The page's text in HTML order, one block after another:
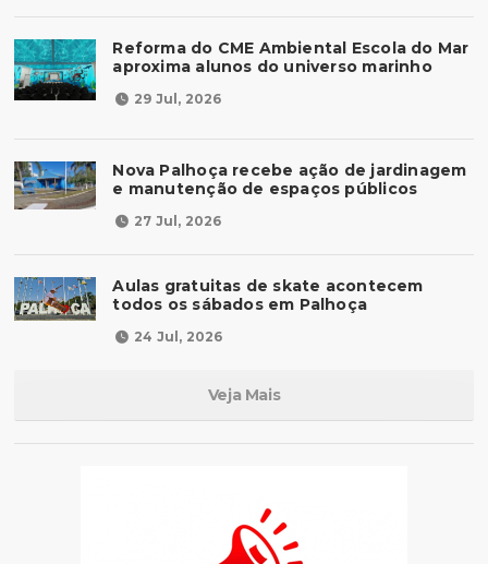
Reforma do CME Ambiental Escola do Mar
aproxima alunos do universo marinho
29 Jul, 2026
Nova Palhoça recebe ação de jardinagem
e manutenção de espaços públicos
27 Jul, 2026
Aulas gratuitas de skate acontecem
todos os sábados em Palhoça
24 Jul, 2026
Veja Mais